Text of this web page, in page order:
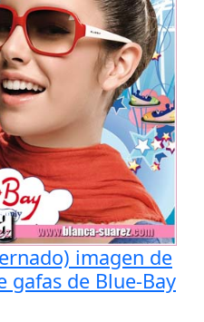
imagen de
gafas de Blue-Bay